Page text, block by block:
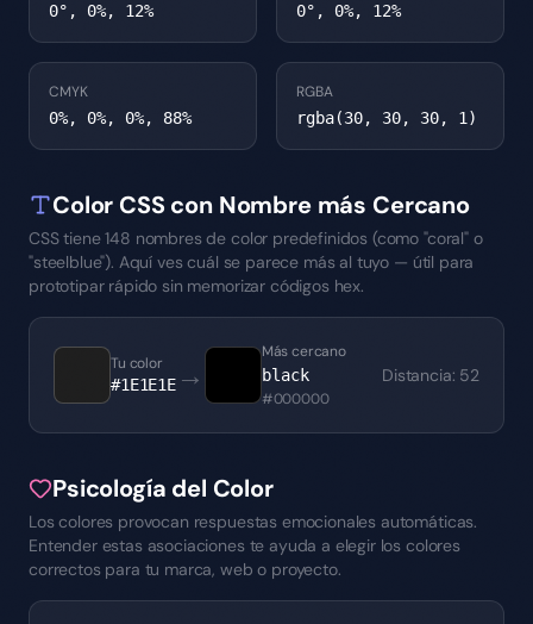
0°, 0%, 12%
0°, 0%, 12%
CMYK
0%, 0%, 0%, 88%
RGBA
rgba(30, 30, 30, 1)
Color CSS con Nombre más Cercano
CSS tiene 148 nombres de color predefinidos (como "coral" o
"steelblue"). Aquí ves cuál se parece más al tuyo — útil para
prototipar rápido sin memorizar códigos hex.
Tu color
#1E1E1E→
Más cercano
black
#000000
Distancia: 52
Psicología del Color
Los colores provocan respuestas emocionales automáticas.
Entender estas asociaciones te ayuda a elegir los colores
correctos para tu marca, web o proyecto.